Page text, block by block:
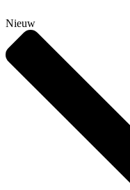
Nieuw